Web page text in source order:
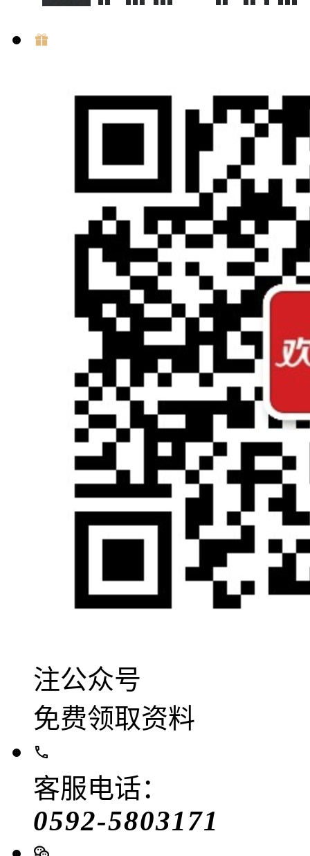
注公众号
免费领取资料
客服电话：
0592-5803171